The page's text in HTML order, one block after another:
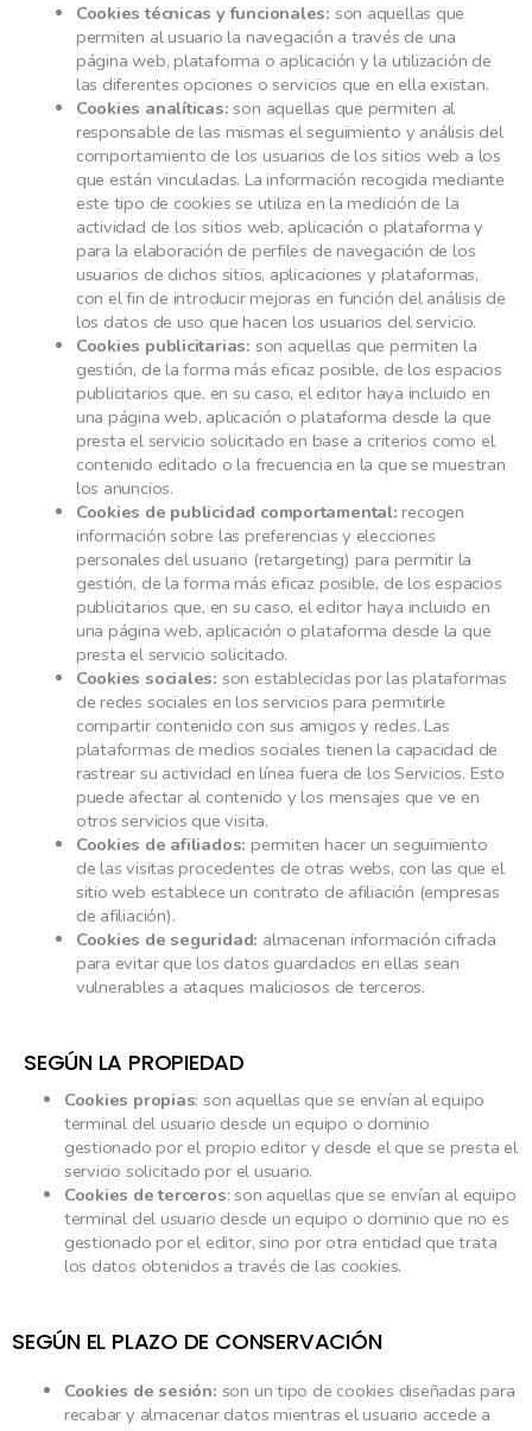
Cookies técnicas y funcionales: son aquellas que
permiten al usuario la navegación a través de una
página web, plataforma o aplicación y la utilización de
las diferentes opciones o servicios que en ella existan.
Cookies analíticas: son aquellas que permiten al
responsable de las mismas el seguimiento y análisis del
comportamiento de los usuarios de los sitios web a los
que están vinculadas. La información recogida mediante
este tipo de cookies se utiliza en la medición de la
actividad de los sitios web, aplicación o plataforma y
para la elaboración de perfiles de navegación de los
usuarios de dichos sitios, aplicaciones y plataformas,
con el fin de introducir mejoras en función del análisis de
los datos de uso que hacen los usuarios del servicio.
Cookies publicitarias: son aquellas que permiten la
gestión, de la forma más eficaz posible, de los espacios
publicitarios que, en su caso, el editor haya incluido en
una página web, aplicación o plataforma desde la que
presta el servicio solicitado en base a criterios como el
contenido editado o la frecuencia en la que se muestran
los anuncios.
Cookies de publicidad comportamental: recogen
información sobre las preferencias y elecciones
personales del usuario (retargeting) para permitir la
gestión, de la forma más eficaz posible, de los espacios
publicitarios que, en su caso, el editor haya incluido en
una página web, aplicación o plataforma desde la que
presta el servicio solicitado.
Cookies sociales: son establecidas por las plataformas
de redes sociales en los servicios para permitirle
compartir contenido con sus amigos y redes. Las
plataformas de medios sociales tienen la capacidad de
rastrear su actividad en línea fuera de los Servicios. Esto
puede afectar al contenido y los mensajes que ve en
otros servicios que visita.
Cookies de afiliados: permiten hacer un seguimiento
de las visitas procedentes de otras webs, con las que el
sitio web establece un contrato de afiliación (empresas
de afiliación).
Cookies de seguridad: almacenan información cifrada
para evitar que los datos guardados en ellas sean
vulnerables a ataques maliciosos de terceros.
SEGÚN LA PROPIEDAD
Cookies propias: son aquellas que se envían al equipo
terminal del usuario desde un equipo o dominio
gestionado por el propio editor y desde el que se presta el
servicio solicitado por el usuario.
Cookies de terceros: son aquellas que se envían al equipo
terminal del usuario desde un equipo o dominio que no es
gestionado por el editor, sino por otra entidad que trata
los datos obtenidos a través de las cookies.
SEGÚN EL PLAZO DE CONSERVACIÓN
Cookies de sesión: son un tipo de cookies diseñadas para
recabar y almacenar datos mientras el usuario accede a